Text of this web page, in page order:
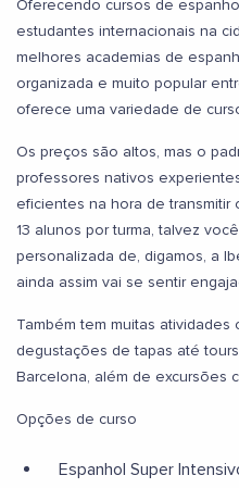
Oferecendo cursos de
estudantes internacionais na
melhores academias de
organizada e muito popular
oferece uma variedade de
Os preços são altos, mas o
professores nativos
eficientes na hora de transmitir
13 alunos por turma, talvez
personalizada de, digamos, a
ainda assim vai se sentir
Também tem muitas
degustações de tapas até
Barcelona, além de excursões
Opções de curso
Espanhol Super